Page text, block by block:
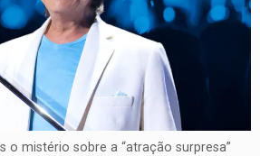
o mistério sobre a “atração surpresa”